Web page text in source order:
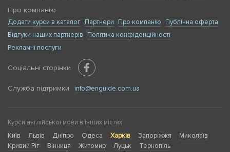
Про компанію
Додати курси в каталог Партнери Про компанію
Публічна оферта
Відгуки наших партнерів
Політика конфіденційності
Рекламні послуги
Соціальні сторінки
Служба підтримки info@enguide.com.ua
Курси англійської мови в інших містах:
Київ
Львів Дніпро Одеса Харків Запоріжжя
Миколаїв
Кривий Ріг
Вінниця Житомир Луцьк Тернопіль